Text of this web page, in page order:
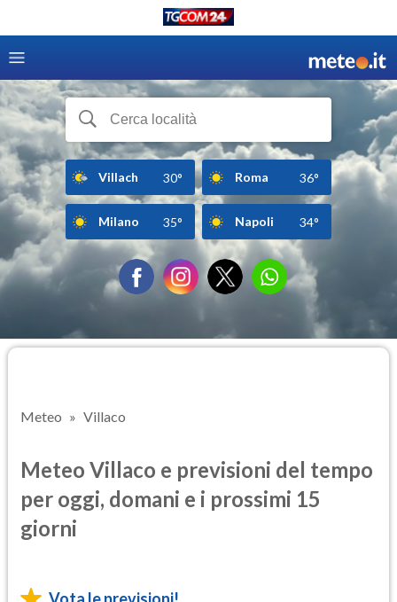
Villach 30° Roma 36°
Milano 35° Napoli 34°
Meteo Villaco
Meteo Villaco e previsioni del tempo
per oggi, domani e i prossimi 15
giorni
Vota le previsioni!